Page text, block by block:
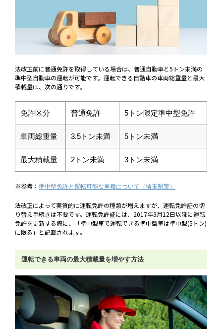
法改正前に普通免許を取得している場合は、普通自動車と5トン未満の
準中型自動車の運転が可能です。運転できる自動車の車両総重量と最大
積載量は、次の通りです。
免許区分 普通免許 5トン限定準中型免許
車両総重量 3.5トン未満 5トン未満
最大積載量 2トン未満 3トン未満
※参考： 準中型免許と運転可能な車種について（埼玉県警）
法改正によって実質的に運転免許の種類が増えますが、運転免許証の切
り替え手続きは不要です。運転免許証には、2017年3月12日以降に運転
免許を更新する際に、「準中型車で運転できる準中型車は準中型(5トン)
に限る」と記載されます。
運転できる車両の最大積載量を増やす方法